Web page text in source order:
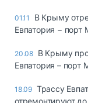
01.11
В Крыму
Евпатория − порт
20.08 В Крыму
Евпатория – порт
18.09 Трассу
отремонтируют